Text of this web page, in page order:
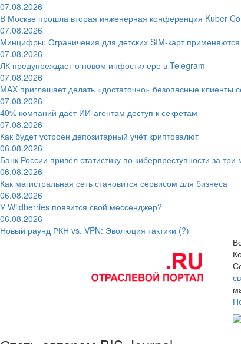
07.08.2026
В Москве прошла вторая инженерная конференция Kuber
07.08.2026
Минцифры: Ограничения для детских SIM-карт применяются
07.08.2026
ЛК предупреждает о новом инфостилере в Telegram
07.08.2026
MAX приглашает делать «достаточно» безопасные клиенты
07.08.2026
40% компаний даёт ИИ‑агентам доступ к секретам
07.08.2026
Как будет устроен депозитарный учёт криптовалют
06.08.2026
Банк России привёл статистику по киберпреступности за три
06.08.2026
Как магистральная сеть становится сервисом для бизнеса
06.08.2026
У Wildberries появится свой мессенджер?
06.08.2026
Новый раунд РКН vs. VPN: Эволюция тактики (?)